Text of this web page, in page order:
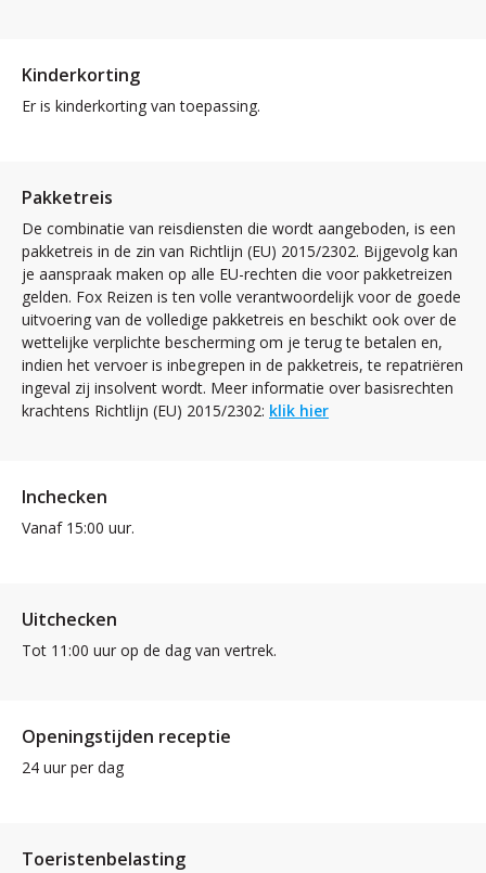
Kinderkorting
Er is kinderkorting van toepassing.
Pakketreis
De combinatie van reisdiensten die wordt aangeboden, is een
pakketreis in de zin van Richtlijn (EU) 2015/2302. Bijgevolg kan
je aanspraak maken op alle EU-rechten die voor pakketreizen
gelden. Fox Reizen is ten volle verantwoordelijk voor de goede
uitvoering van de volledige pakketreis en beschikt ook over de
wettelijke verplichte bescherming om je terug te betalen en,
indien het vervoer is inbegrepen in de pakketreis, te repatriëren
ingeval zij insolvent wordt. Meer informatie over basisrechten
krachtens Richtlijn (EU) 2015/2302: klik hier
Inchecken
Vanaf 15:00 uur.
Uitchecken
Tot 11:00 uur op de dag van vertrek.
Openingstijden receptie
24 uur per dag
Toeristenbelasting